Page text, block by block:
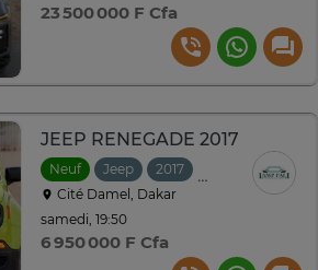
23 500 000 F Cfa
JEEP RENEGADE 2017
Neuf Jeep 2017
Automatique
Cité Damel, Dakar
samedi, 19:50
6 950 000 F Cfa